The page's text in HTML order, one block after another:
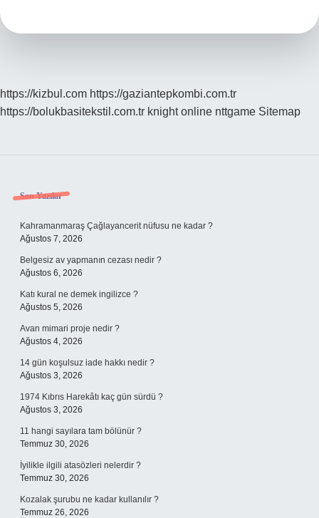
https://kizbul.com https://gaziantepkombi.com.tr
https://bolukbasitekstil.com.tr knight online nttgame Sitemap
Sidebar
Son Yazılar
Kahramanmaraş Çağlayancerit nüfusu ne kadar ?
Ağustos 7, 2026
Belgesiz av yapmanın cezası nedir ?
Ağustos 6, 2026
Katı kural ne demek ingilizce ?
Ağustos 5, 2026
Avan mimari proje nedir ?
Ağustos 4, 2026
14 gün koşulsuz iade hakkı nedir ?
Ağustos 3, 2026
1974 Kıbrıs Harekâtı kaç gün sürdü ?
Ağustos 3, 2026
11 hangi sayılara tam bölünür ?
Temmuz 30, 2026
İyilikle ilgili atasözleri nelerdir ?
Temmuz 30, 2026
Kozalak şurubu ne kadar kullanılır ?
Temmuz 26, 2026